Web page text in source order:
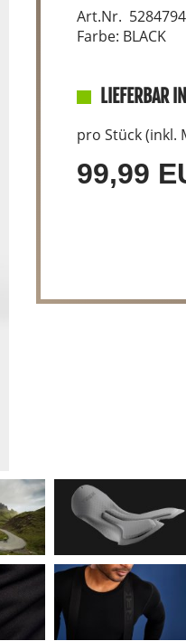
Art.Nr. 5284794
Farbe: BLACK
LIEFERBAR
pro Stück (inkl.
99,99